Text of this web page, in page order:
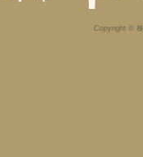
Copyright ©